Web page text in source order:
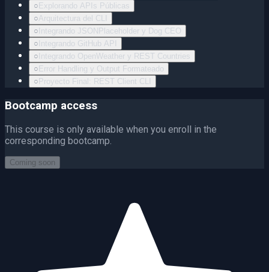
○ Explorando APIs Públicas
○Arquitectura del CLI
○ Integrando JSONPlaceholder y Dog CEO
○ Integrando GitHub API
○ Integrando OpenWeather y REST Countries
○ Error Handling y Output Formateado
○ Proyecto Final: REST Client CLI
Bootcamp access
This course is only available when you enroll in the
corresponding bootcamp.
Coming soon